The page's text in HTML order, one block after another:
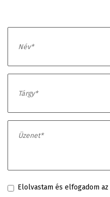
Elolvastam és elfogadom az